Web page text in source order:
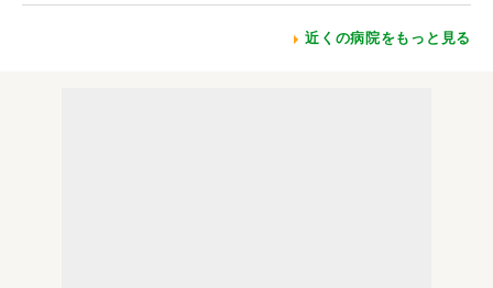
近くの病院をもっと見る